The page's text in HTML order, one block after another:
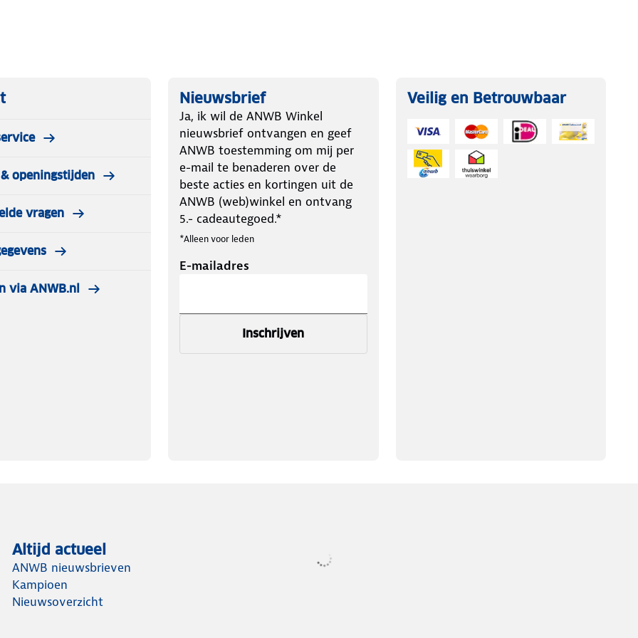
gaat kamperen, of gewoon
tussen luxe en functionaliteit.
openingstijden
vragen
via ANWB.nl
Nieuwsbrief
Ja, ik wil de ANWB Winkel
nieuwsbrief ontvangen en geef
ANWB toestemming om mij per
e-mail te benaderen over de
beste acties en kortingen uit de
ANWB (web)winkel en ontvang
5.- cadeautegoed.*
*Alleen voor leden
E-mailadres
Inschrijven
Veilig en Betrouwbaar
Altijd actueel
ANWB nieuwsbrieven
Kampioen
Nieuwsoverzicht